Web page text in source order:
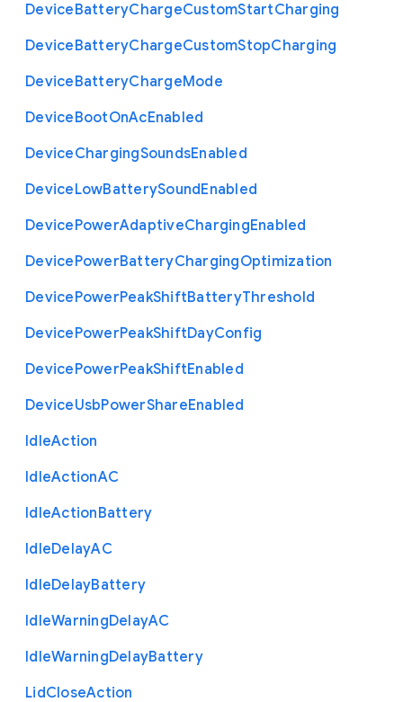
DeviceBatteryChargeCustomStartCharging
DeviceBatteryChargeCustomStopCharging
DeviceBatteryChargeMode
DeviceBootOnAcEnabled
DeviceChargingSoundsEnabled
DeviceLowBatterySoundEnabled
DevicePowerAdaptiveChargingEnabled
DevicePowerBatteryChargingOptimization
DevicePowerPeakShiftBatteryThreshold
DevicePowerPeakShiftDayConfig
DevicePowerPeakShiftEnabled
DeviceUsbPowerShareEnabled
IdleAction
IdleActionAC
IdleActionBattery
IdleDelayAC
IdleDelayBattery
IdleWarningDelayAC
IdleWarningDelayBattery
LidCloseAction